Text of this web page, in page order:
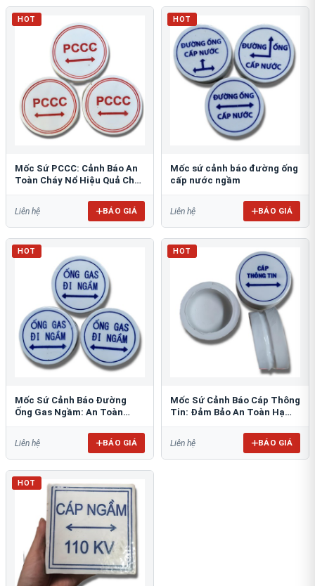
HOT
Mốc Sứ PCCC: Cảnh Báo An
Toàn Cháy Nổ Hiệu Quả Cho
Liên hệ BÁO GIÁ
HOT
Mốc sứ cảnh báo đường ống
cấp nước ngầm
Liên hệ BÁO GIÁ
HOT
Mốc Sứ Cảnh Báo Đường
Ống Gas Ngầm: An Toàn
Liên hệ BÁO GIÁ
HOT
Mốc Sứ Cảnh Báo Cáp Thông
Tin: Đảm Bảo An Toàn Hạ
Liên hệ BÁO GIÁ
HOT